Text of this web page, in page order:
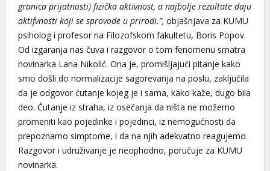
granica prijatnosti) fizička aktivnost, a najbolje rezultate daju
aktifvnosti koji se sprovode u prirodi.”, objašnjava za KUMU
psiholog i profesor na Filozofskom fakultetu, Boris Popov.
Od izgaranja nas čuva i razgovor o tom fenomenu smatra
novinarka Lana Nikolić. Ona je, promišljajući pitanje kako
smo došli do normalizacije sagorevanja na poslu, zaključila
da je odgovor ćutanje kojeg je i sama, kako kaže, dugo bila
deo. Ćutanje iz straha, iz osećanja da ništa ne možemo
promeniti kao pojedinke i pojedinci, iz nemogućnosti da
prepoznamo simptome, i da na njih adekvatno reagujemo.
Razgovor i udruživanje je neophodno, poručuje za KUMU
novinarka.